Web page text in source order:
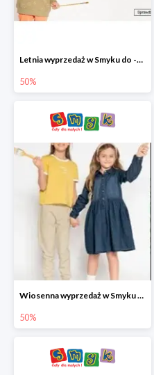
Letnia wyprzedaż w Smyku do -50%
50%
Wiosenna wyprzedaż w Smyku do -50%
50%